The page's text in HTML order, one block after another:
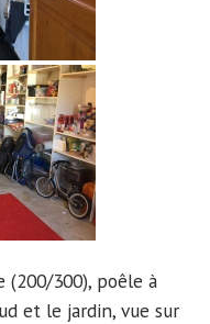
(200/300), poêle à
et le jardin, vue sur